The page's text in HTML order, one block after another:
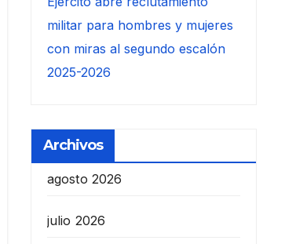
militar para hombres y mujeres
con miras al segundo escalón
2025-2026
Archivos
agosto 2026
julio 2026